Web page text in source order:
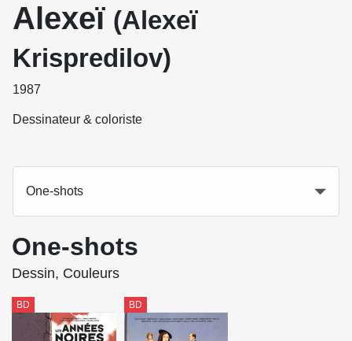
Alexeï (Alexeï
Krispredilov)
1987
Dessinateur & coloriste
One-shots
One-shots
Dessin, Couleurs
BD BD